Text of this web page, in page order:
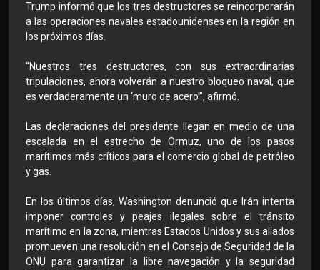
Trump informó que los tres destructores se reincorporarán
a las operaciones navales estadounidenses en la región en
los próximos días.
“Nuestros tres destructores, con sus extraordinarias
tripulaciones, ahora volverán a nuestro bloqueo naval, que
es verdaderamente un ‘muro de acero’”, afirmó.
Las declaraciones del presidente llegan en medio de una
escalada en el estrecho de Ormuz, uno de los pasos
marítimos más críticos para el comercio global de petróleo
y gas.
En los últimos días, Washington denunció que Irán intenta
imponer controles y peajes ilegales sobre el tránsito
marítimo en la zona, mientras Estados Unidos y sus aliados
promueven una resolución en el Consejo de Seguridad de la
ONU para garantizar la libre navegación y la seguridad